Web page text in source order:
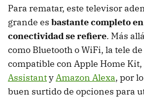
Para rematar, este televisor
grande es bastante completo
conectividad se refiere. Más
como Bluetooth o WiFi, la tele de
compatible con Apple Home Kit,
AssistantyAmazon Alexa, por
buen surtido de opciones para